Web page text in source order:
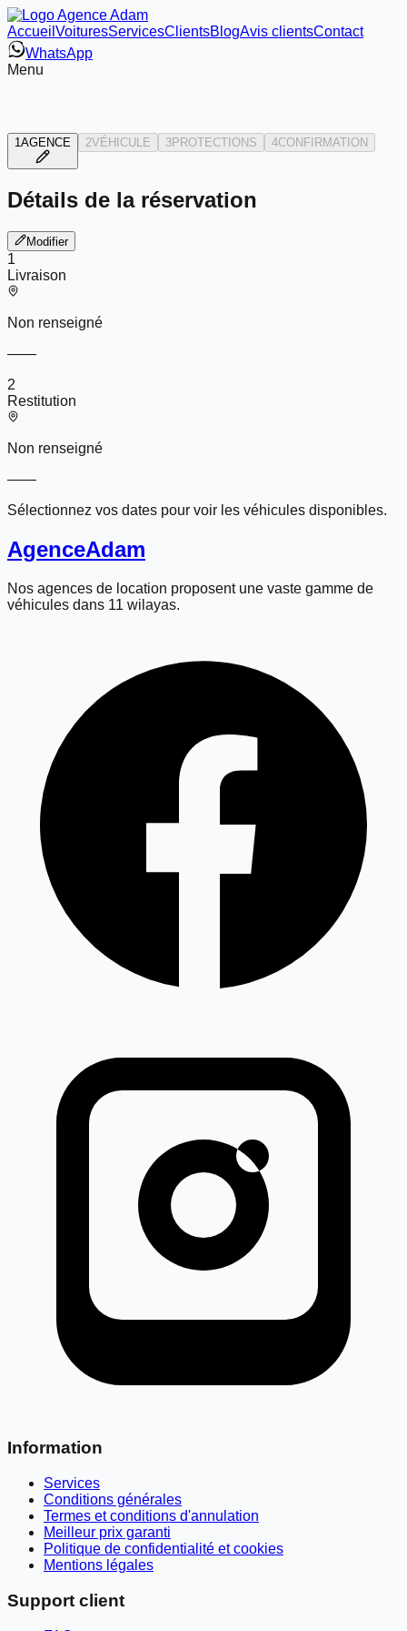
Accueil VoituresServicesClientsBlogAvis clientsContact
WhatsApp
Menu
1AGENCE 2VÉHICULE 3PROTECTIONS 4CONFIRMATION
Détails de la réservation
Modifier
1
Livraison
Non renseigné
——
2
Restitution
Non renseigné
——
Sélectionnez vos dates pour voir les véhicules disponibles.
AgenceAdam
Nos agences de location proposent une vaste gamme de
véhicules dans 11 wilayas.
Information
Services
Conditions générales
Termes et conditions d'annulation
Meilleur prix garanti
Politique de confidentialité et cookies
Mentions légales
Support client